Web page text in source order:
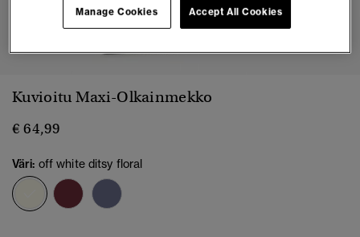
1 2 3 4 5 6 7 8
Kuvioitu Maxi-Olkainmekko
€ 64,99
Väri: off white ditsy floral
valittu
Accept All Cookies
Manage Cookies